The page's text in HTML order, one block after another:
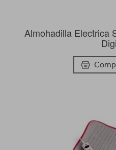
Almohadilla Electrica